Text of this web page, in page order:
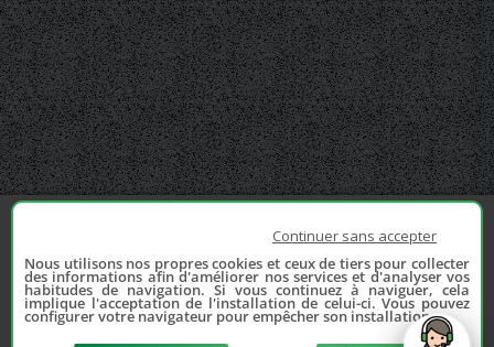
Continuer sans accepter
Nous utilisons nos propres cookies et ceux de tiers pour collecter
des informations afin d'améliorer nos services et d'analyser vos
habitudes de navigation. Si vous continuez à naviguer, cela
implique l'acceptation de l'installation de celui-ci. Vous pouvez
configurer votre navigateur pour empêcher son installation.